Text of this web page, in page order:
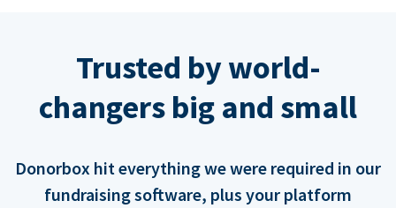
Trusted by world-
changers big and small
Donorbox hit everything we were required in our
fundraising software, plus your platform